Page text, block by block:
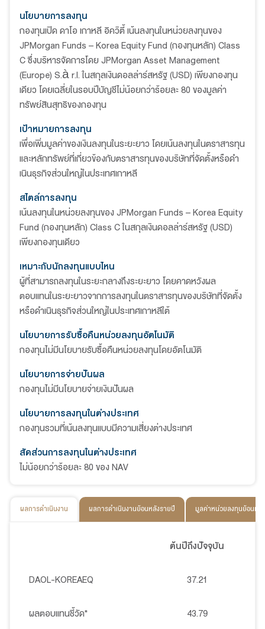
นโยบายการลงทุน
กองทุนเปิด ดาโอ เกาหลี อิควิตี้ เน้นลงทุนในหน่วยลงทุนของ
JPMorgan Funds – Korea Equity Fund (กองทุนหลัก) Class
C ซึ่งบริหารจัดการโดย JPMorgan Asset Management
(Europe) S.à r.l. ในสกุลเงินดอลล่าร์สหรัฐ (USD) เพียงกองทุน
เดียว โดยเฉลี่ยในรอบปีบัญชีไม่น้อยกว่าร้อยละ 80 ของมูลค่า
ทรัพย์สินสุทธิของกองทุน
เป้าหมายการลงทุน
เพื่อเพิ่มมูลค่าของเงินลงทุนในระยะยาว โดยเน้นลงทุนในตราสารทุน
และหลักทรัพย์ที่เกี่ยวข้องกับตราสารทุนของบริษัทที่จัดตั้งหรือดํา
เนินธุรกิจส่วนใหญ่ในประเทศเกาหลี
สไตล์การลงทุน
เน้นลงทุนในหน่วยลงทุนของ JPMorgan Funds – Korea Equity
Fund (กองทุนหลัก) Class C ในสกุลเงินดอลล่าร์สหรัฐ (USD)
เพียงกองทุนเดียว
เหมาะกับนักลงทุนแบบไหน
ผู้ที่สามารถลงทุนในระยะกลางถึงระยะยาว โดยคาดหวังผล
ตอบแทนในระยะยาวจากการลงทุนในตราสารทุนของบริษัทที่จัดตั้ง
หรือดําเนินธุรกิจส่วนใหญ่ในประเทศเกาหลีใต้
นโยบายการรับซื้อคืนหน่วยลงทุนอัตโนมัติ
กองทุนไม่มีนโยบายรับซื้อคืนหน่วยลงทุนโดยอัตโนมัติ
นโยบายการจ่ายปันผล
กองทุนไม่มีนโยบายจ่ายเงินปันผล
นโยบายการลงทุนในต่างประเทศ
กองทุนรวมที่เน้นลงทุนแบบมีความเสี่ยงต่างประเทศ
สัดส่วนการลงทุนในต่างประเทศ
ไม่น้อยกว่าร้อยละ 80 ของ NAV
ผลการดำเนินงาน ผลการดำเนินงานย้อนหลังรายปี มูลค่าหน่วยลงทุนย้อนหลัง
ต้นปีถึงปัจจุบัน
DAOL-KOREAEQ 37.21
ผลตอบแทนชี้วัด* 43.79